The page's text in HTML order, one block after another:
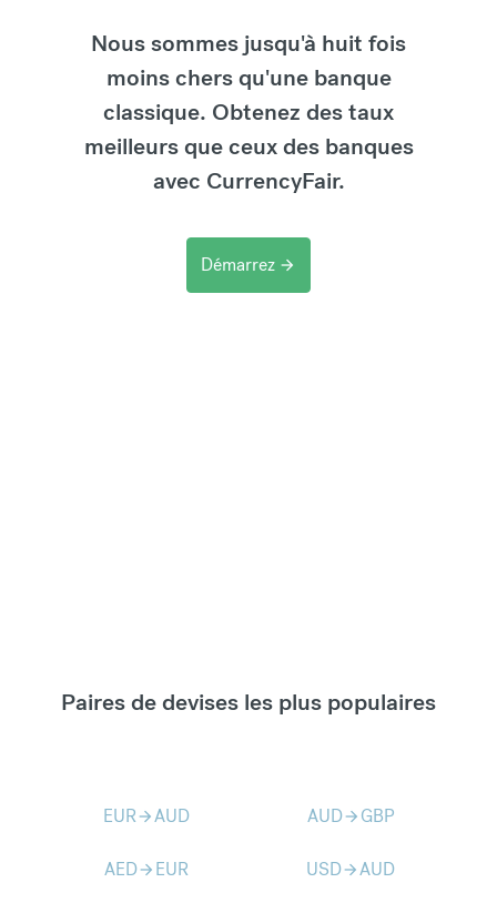
Nous sommes jusqu'à huit fois
moins chers qu'une banque
classique. Obtenez des taux
meilleurs que ceux des banques
avec CurrencyFair.
Démarrez arrow_forward
Paires de devises les plus populaires
EURarrow_forwardAUD AUDarrow_forward GBP
AEDarrow_forward EUR USDarrow_forwardAUD